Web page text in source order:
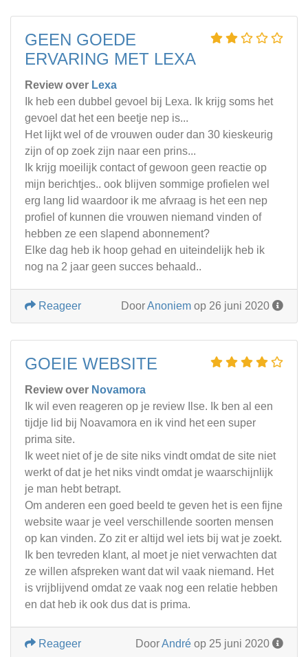
GEEN GOEDE
ERVARING MET LEXA
Review over Lexa
Ik heb een dubbel gevoel bij Lexa. Ik krijg soms het
gevoel dat het een beetje nep is...
Het lijkt wel of de vrouwen ouder dan 30 kieskeurig
zijn of op zoek zijn naar een prins...
Ik krijg moeilijk contact of gewoon geen reactie op
mijn berichtjes.. ook blijven sommige profielen wel
erg lang lid waardoor ik me afvraag is het een nep
profiel of kunnen die vrouwen niemand vinden of
hebben ze een slapend abonnement?
Elke dag heb ik hoop gehad en uiteindelijk heb ik
nog na 2 jaar geen succes behaald..
DoorAnoniem op 26 juni 2020
Reageer
GOEIE WEBSITE
Review over Novamora
Ik wil even reageren op je review Ilse. Ik ben al een
tijdje lid bij Noavamora en ik vind het een super
prima site.
Ik weet niet of je de site niks vindt omdat de site niet
werkt of dat je het niks vindt omdat je waarschijnlijk
je man hebt betrapt.
Om anderen een goed beeld te geven het is een fijne
website waar je veel verschillende soorten mensen
op kan vinden. Zo zit er altijd wel iets bij wat je zoekt.
Ik ben tevreden klant, al moet je niet verwachten dat
ze willen afspreken want dat wil vaak niemand. Het
is vrijblijvend omdat ze vaak nog een relatie hebben
en dat heb ik ook dus dat is prima.
DoorAndré op 25 juni 2020
Reageer